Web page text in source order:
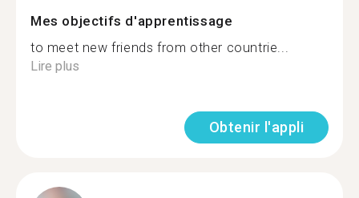
Mes objectifs d'apprentissage
to meet new friends from other countrie...
Lire plus
Obtenir l'appli